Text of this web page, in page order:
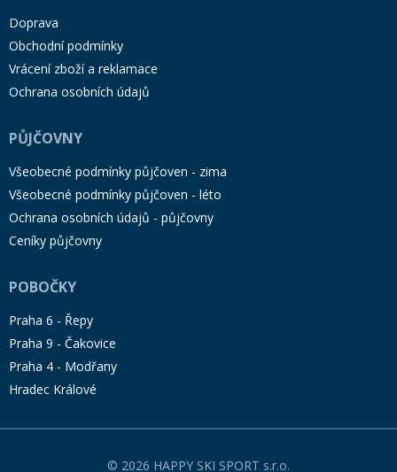
Doprava
Obchodní podmínky
Vrácení zboží a reklamace
Ochrana osobních údajů
PŮJČOVNY
Všeobecné podmínky půjčoven - zima
Všeobecné podmínky půjčoven - léto
Ochrana osobních údajů - půjčovny
Ceníky půjčovny
POBOČKY
Praha 6 - Řepy
Praha 9 - Čakovice
Praha 4 - Modřany
Hradec Králové
© 2026 HAPPY SKI SPORT s.r.o.